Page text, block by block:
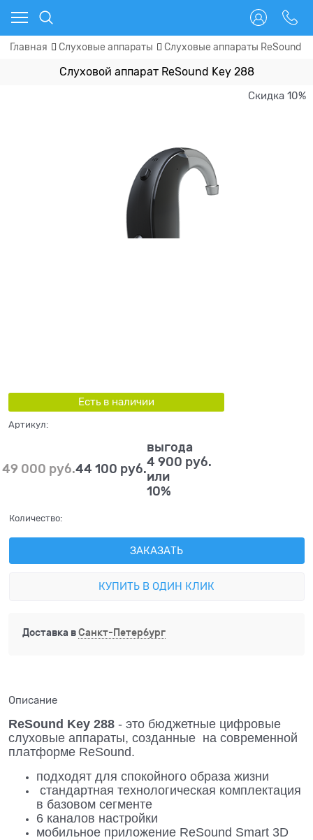
Главная Слуховые аппараты Слуховые аппараты ReSound
Слуховой аппарат ReSound Key 288
Скидка 10%
Есть в наличии
Артикул:
49 000 руб.44 100 руб.
выгода
4 900 руб.
или
10%
Количество:
ЗАКАЗАТЬ
КУПИТЬ В ОДИН КЛИК
Доставка вСанкт-Петербург
Описание
ReSound Key 288 - это бюджетные цифровые
слуховые аппараты, созданные на современной
платформе ReSound.
подходят для спокойного образа жизни
стандартная технологическая комплектация
в базовом сегменте
6 каналов настройки
мобильное приложение ReSound Smart 3D